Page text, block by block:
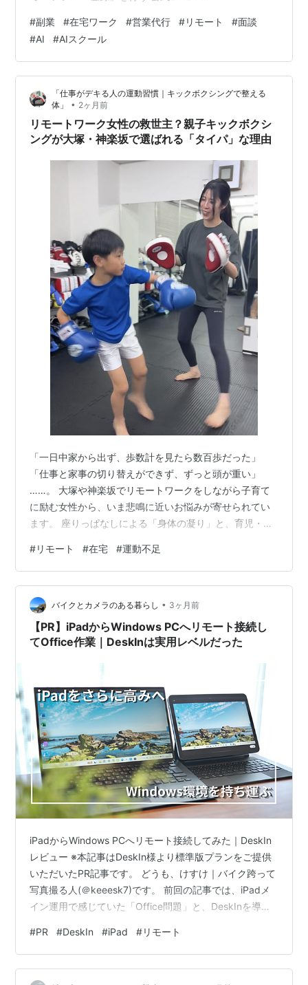
ニューの「案件一覧」よりご興味ある案件を探す ②管理
者LINEを友達登録し 管理者LINEへ 本案件No.「148」を
送信ください 管理者LINE：
https://line.me/ti/p/SnjtU_GMTw ※もちろん他のご興味あ
る案件がございましたら 該…
#副業 #在宅ワーク #営業代行 #リモート #面談
#AI #AIスクール
「仕事がデキる人の運動習慣｜キックボクシングで整える
体」
• 2ヶ月前
リモートワーク女性の救世主？親子キックボクシ
ングが大塚・神楽坂で選ばれる「タイパ」な理由
「一日中家から出ず、歩数計を見たら数百歩だった」
「仕事と家事の切り替えができず、ずっと頭が重い」
……。 大塚や神楽坂でリモートワークをしながら子育て
に励む女性から、いま悲鳴に近いお悩みが寄せられてい
ます。 座りっぱなしによる「身体の凝り」と、育児・仕
消し、さらにお子さんの習い事まで完結させてしまうの
が、親子キックボクシングです。 本記事では、多忙な女
性ビジネスパーソンの視点から、なぜキックボクシング
が最強のライフハックになるのかを徹底解説します。 1.
リモートワーク女性を蝕む「動かないストレス」の正体
通勤という「強制的な運動」がなくなった現…
#リモート #在宅 #運動不足
バイクとカメラのある暮らし • 3ヶ月前
【PR】iPadからWindows PCへリモート接続し
てOffice作業｜DeskInは実用レベルだった
iPadからWindows PCへリモート接続してみた｜DeskIn
レビュー ※本記事はDeskIn様より標準版プランをご提供
いただいたPR記事です。 どうも、けすけ｜バイク跨って
写真撮る人(＠keeesk7)です。 前回の記事では、iPadメ
イン運用で感じていた「Office問題」と、DeskInを導入
使用し、iPadから自宅のWindows PCへ接続してOffice作
業を試してみます。 Word・Excel・PowerPointは実用レ
ベルなのか。タイムラグや操作感はどうなのか。実際の
#PR #DeskIn #iPad #リモート